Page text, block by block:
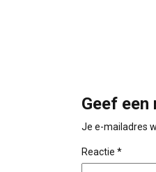
Geef een
Je e-mailadres
Reactie *